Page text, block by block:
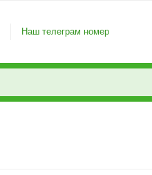
Наш телеграм номер